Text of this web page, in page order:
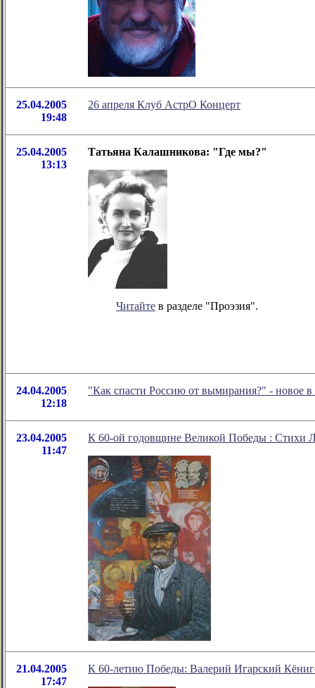
25.04.2005
19:48
26 апреля Клуб АстрО Концерт
25.04.2005
13:13
Татьяна Калашникова: "Где мы?"
Читайте в разделе "Проэзия".
24.04.2005
12:18
"Как спасти Россию от вымирания?" - новое
23.04.2005
11:47
К 60-ой годовщине Великой Победы : Стихи
21.04.2005
17:47
К 60-летию Победы: Валерий Игарский